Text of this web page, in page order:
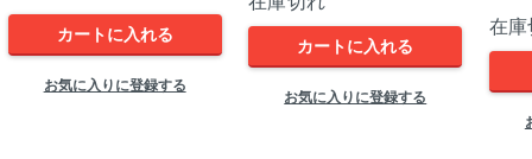
カートに入れる
お気に入りに登録する
カートに入れる
お気に入りに登録する
在